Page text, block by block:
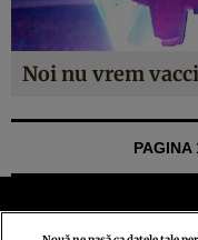
Noi nu vrem
PAGINA